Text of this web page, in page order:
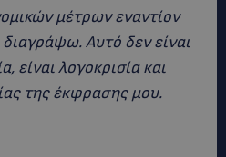
μέτρων εναντίον
διαγράψω. Αυτό δεν είναι
είναι λογοκρισία και
της έκφρασης μου.